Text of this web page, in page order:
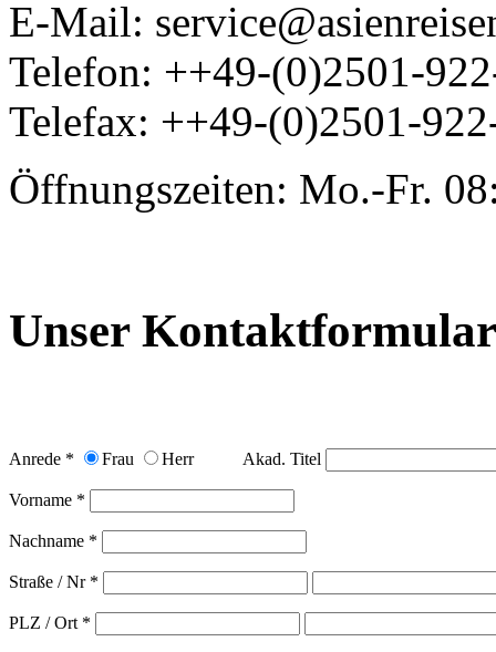
E-Mail:
Telefon: ++49-(0)2501-
Telefax: ++49-(0)2501-
Öffnungszeiten: Mo.-Fr.
Unser Kontaktformular
Anrede * Frau Herr Akad. Titel
Vorname *
Nachname *
Straße / Nr *
PLZ / Ort *